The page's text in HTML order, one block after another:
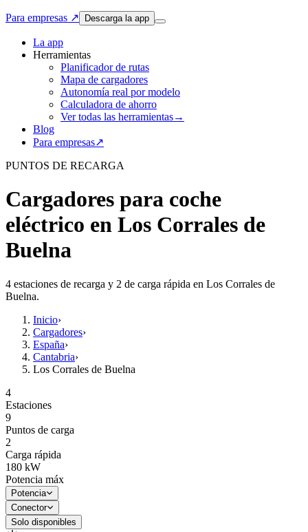
Para empresas ↗ Descarga la app
La app
Herramientas
Planificador de rutas
Mapa de cargadores
Autonomía real por modelo
Calculadora de ahorro
Ver todas las herramientas→
Blog
Para empresas↗
PUNTOS DE RECARGA
Cargadores para coche
eléctrico en Los Corrales de
Buelna
4 estaciones de recarga y 2 de carga rápida en Los Corrales de
Buelna.
Inicio›
Cargadores›
España›
Cantabria›
Los Corrales de Buelna
4
Estaciones
9
Puntos de carga
2
Carga rápida
180 kW
Potencia máx
Potencia
Conector
Solo disponibles